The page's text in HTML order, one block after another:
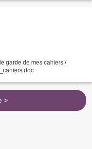
garde de mes cahiers /
>